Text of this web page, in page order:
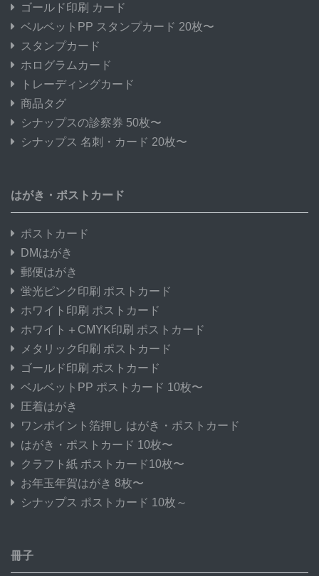
ゴールド印刷 カード
ベルベットPP スタンプカード 20枚〜
スタンプカード
ホログラムカード
トレーディングカード
商品タグ
シナップスの診察券 50枚〜
シナップス 名刺・カード 20枚〜
はがき・ポストカード
ポストカード
DMはがき
郵便はがき
蛍光ピンク印刷 ポストカード
ホワイト印刷 ポストカード
ホワイト＋CMYK印刷 ポストカード
メタリック印刷 ポストカード
ゴールド印刷 ポストカード
ベルベットPP ポストカード 10枚〜
圧着はがき
ワンポイント箔押し はがき・ポストカード
はがき・ポストカード 10枚〜
クラフト紙 ポストカード10枚〜
お年玉年賀はがき 8枚〜
シナップス ポストカード 10枚～
冊子